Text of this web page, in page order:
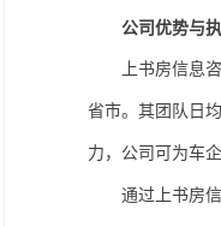
公司优势与
上书房信息
省市。其团队日
力，公司可为车
通过上书房